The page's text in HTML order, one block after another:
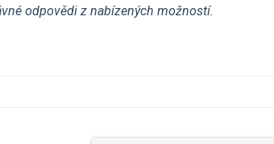
odpovědi z nabízených možností.